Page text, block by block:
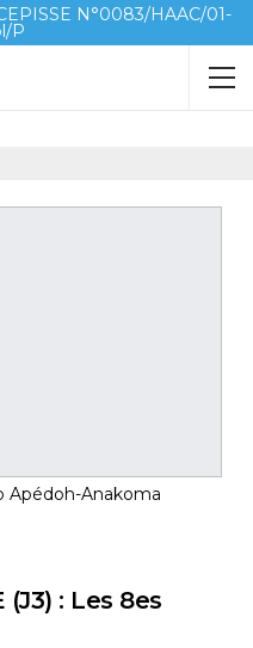
N°0083/HAAC/01-
P
Apédoh-Anakoma
: Les 8es